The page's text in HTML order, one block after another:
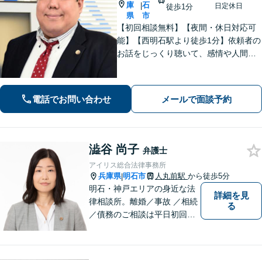
庫
県
|石
市
徒歩1分
日定休日
【初回相談無料】【夜間・休日対応可
能】【西明石駅より徒歩1分】依頼者の
お話をじっくり聴いて、感情や人間関
トワーク軽く迅速・誠実に対応しま
す。まずはお気軽にご相談ください。
電話でお問い合わせ メールで面談予約
澁谷 尚子 弁護士
アイリス総合法律事務所
兵庫県|明石市 人丸前駅 から徒歩5分
明石・神戸エリアの身近な法
律相談所。離婚／事故 ／相続
／債務のご相談は平日初回３
詳細を見
る